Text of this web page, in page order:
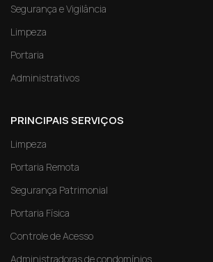
Segurança e Vigilância
Limpeza
Portaria
Administrativos
PRINCIPAIS SERVIÇOS
Limpeza
Portaria Remota
Segurança Patrimonial
Portaria Física
Controle de Acesso
Administradoras de condomínios